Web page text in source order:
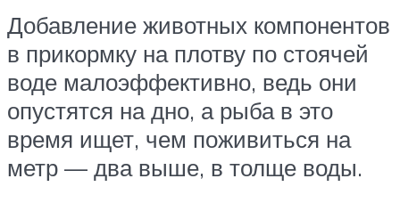
Добавление животных компонентов
в прикормку на плотву по стоячей
воде малоэффективно, ведь они
опустятся на дно, а рыба в это
время ищет, чем поживиться на
метр — два выше, в толще воды.